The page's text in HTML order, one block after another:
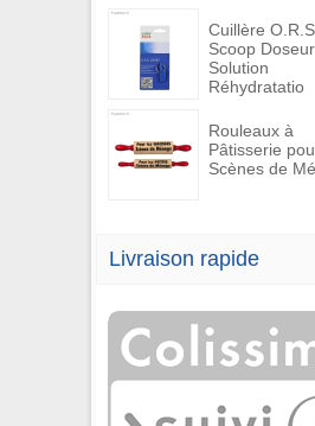
Cuillère O.R.S.
Scoop Doseur
Solution
Réhydratatio
Rouleaux à
Pâtisserie
Scènes de
Livraison rapide